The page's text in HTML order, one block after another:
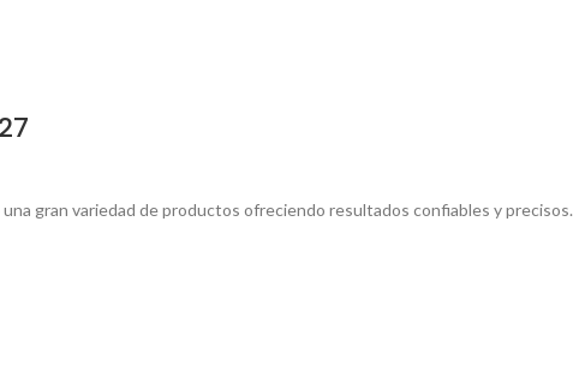
gran variedad de productos ofreciendo resultados confiables y precisos.